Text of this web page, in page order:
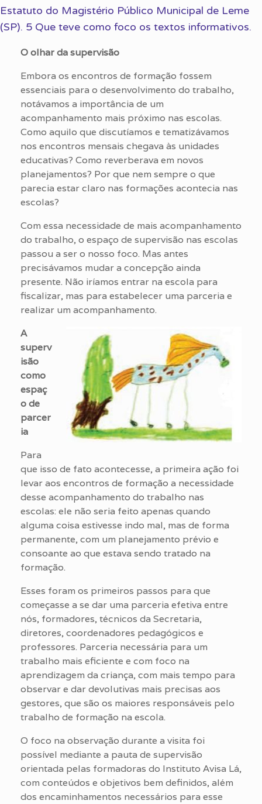
Estatuto do Magistério Público Municipal de Leme
(SP). 5 Que teve como foco os textos informativos.
O olhar da supervisão
Embora os encontros de formação fossem
essenciais para o desenvolvimento do trabalho,
notávamos a importância de um
acompanhamento mais próximo nas escolas.
Como aquilo que discutíamos e tematizávamos
nos encontros mensais chegava às unidades
educativas? Como reverberava em novos
planejamentos? Por que nem sempre o que
parecia estar claro nas formações acontecia nas
escolas?
Com essa necessidade de mais acompanhamento
do trabalho, o espaço de supervisão nas escolas
passou a ser o nosso foco. Mas antes
precisávamos mudar a concepção ainda
presente. Não iríamos entrar na escola para
fiscalizar, mas para estabelecer uma parceria e
realizar um acompanhamento.
A
superv
isão
como
espaç
o de
parcer
ia
Para
que isso de fato acontecesse, a primeira ação foi
levar aos encontros de formação a necessidade
desse acompanhamento do trabalho nas
escolas: ele não seria feito apenas quando
alguma coisa estivesse indo mal, mas de forma
permanente, com um planejamento prévio e
consoante ao que estava sendo tratado na
formação.
Esses foram os primeiros passos para que
começasse a se dar uma parceria efetiva entre
nós, formadores, técnicos da Secretaria,
diretores, coordenadores pedagógicos e
professores. Parceria necessária para um
trabalho mais eficiente e com foco na
aprendizagem da criança, com mais tempo para
observar e dar devolutivas mais precisas aos
gestores, que são os maiores responsáveis pelo
trabalho de formação na escola.
O foco na observação durante a visita foi
possível mediante a pauta de supervisão
orientada pelas formadoras do Instituto Avisa Lá,
com conteúdos e objetivos bem definidos, além
dos encaminhamentos necessários para esse